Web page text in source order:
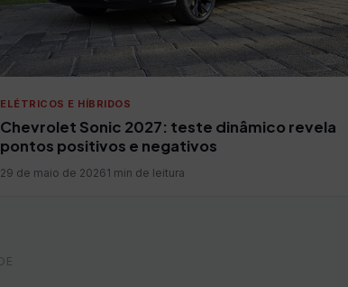
ELÉTRICOS E HÍBRIDOS
Chevrolet Sonic 2027: teste dinâmico revela
pontos positivos e negativos
29 de maio de 20261 min de leitura